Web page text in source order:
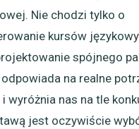
Nie chodzi tylko o
kursów
spójnego
na realne
i wyróżnia nas na tle
jest oczywiście